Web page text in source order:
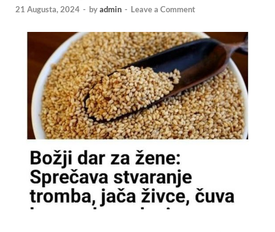
21 Augusta, 2024 - byadmin - Leave a Comment